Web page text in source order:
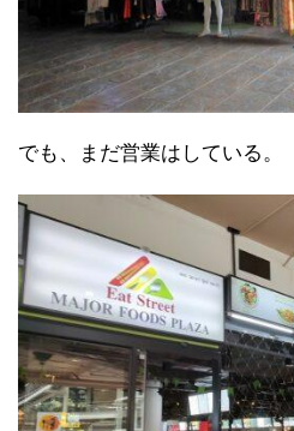
でも、まだ営業はしている。